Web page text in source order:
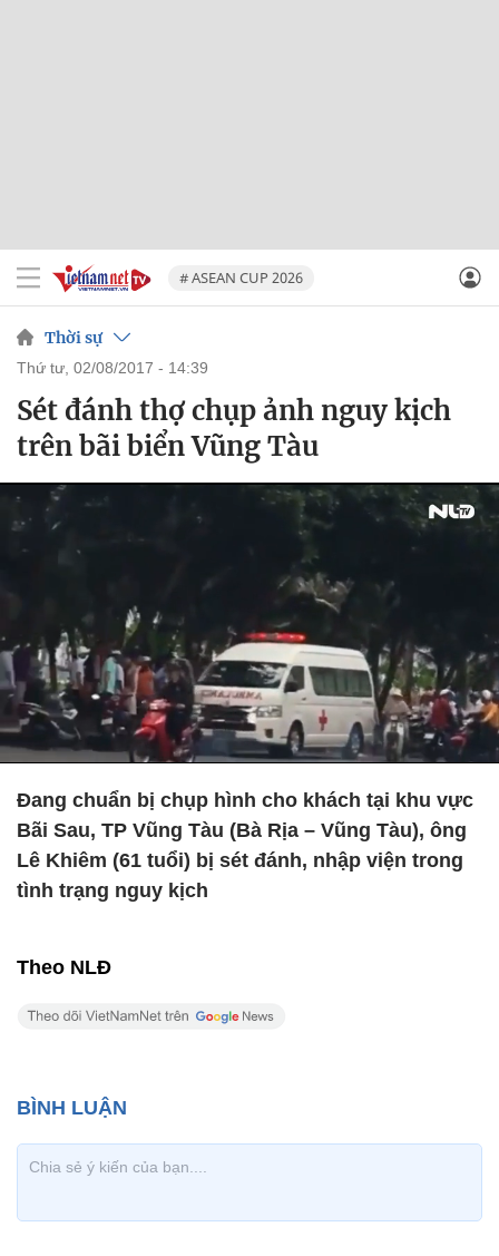
# ASEAN CUP 2026
Thời sự
thứ tư, 02/08/2017 - 14:39
Sét đánh thợ chụp ảnh nguy kịch
trên bãi biển Vũng Tàu
Đang chuẩn bị chụp hình cho khách tại khu vực
Bãi Sau, TP Vũng Tàu (Bà Rịa – Vũng Tàu), ông
Lê Khiêm (61 tuổi) bị sét đánh, nhập viện trong
tình trạng nguy kịch
Theo NLĐ